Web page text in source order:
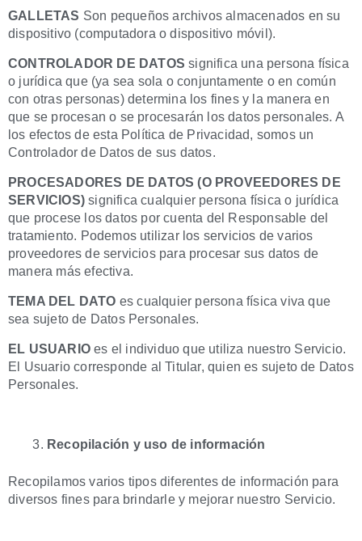
GALLETAS Son pequeños archivos almacenados en su
dispositivo (computadora o dispositivo móvil).
CONTROLADOR DE DATOS significa una persona física
o jurídica que (ya sea sola o conjuntamente o en común
con otras personas) determina los fines y la manera en
que se procesan o se procesarán los datos personales. A
los efectos de esta Política de Privacidad, somos un
Controlador de Datos de sus datos.
PROCESADORES DE DATOS (O PROVEEDORES DE
SERVICIOS) significa cualquier persona física o jurídica
que procese los datos por cuenta del Responsable del
tratamiento. Podemos utilizar los servicios de varios
proveedores de servicios para procesar sus datos de
manera más efectiva.
TEMA DEL DATO es cualquier persona física viva que
sea sujeto de Datos Personales.
EL USUARIO es el individuo que utiliza nuestro Servicio.
El Usuario corresponde al Titular, quien es sujeto de Datos
Personales.
Recopilación y uso de información
Recopilamos varios tipos diferentes de información para
diversos fines para brindarle y mejorar nuestro Servicio.